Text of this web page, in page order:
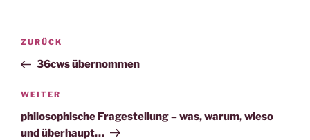
Beitragsnavigation
Vorheriger
Beitrag
ZURÜCK
36cws übernommen
Nächster
Beitrag
WEITER
philosophische Fragestellung – was, warum, wieso
und überhaupt…